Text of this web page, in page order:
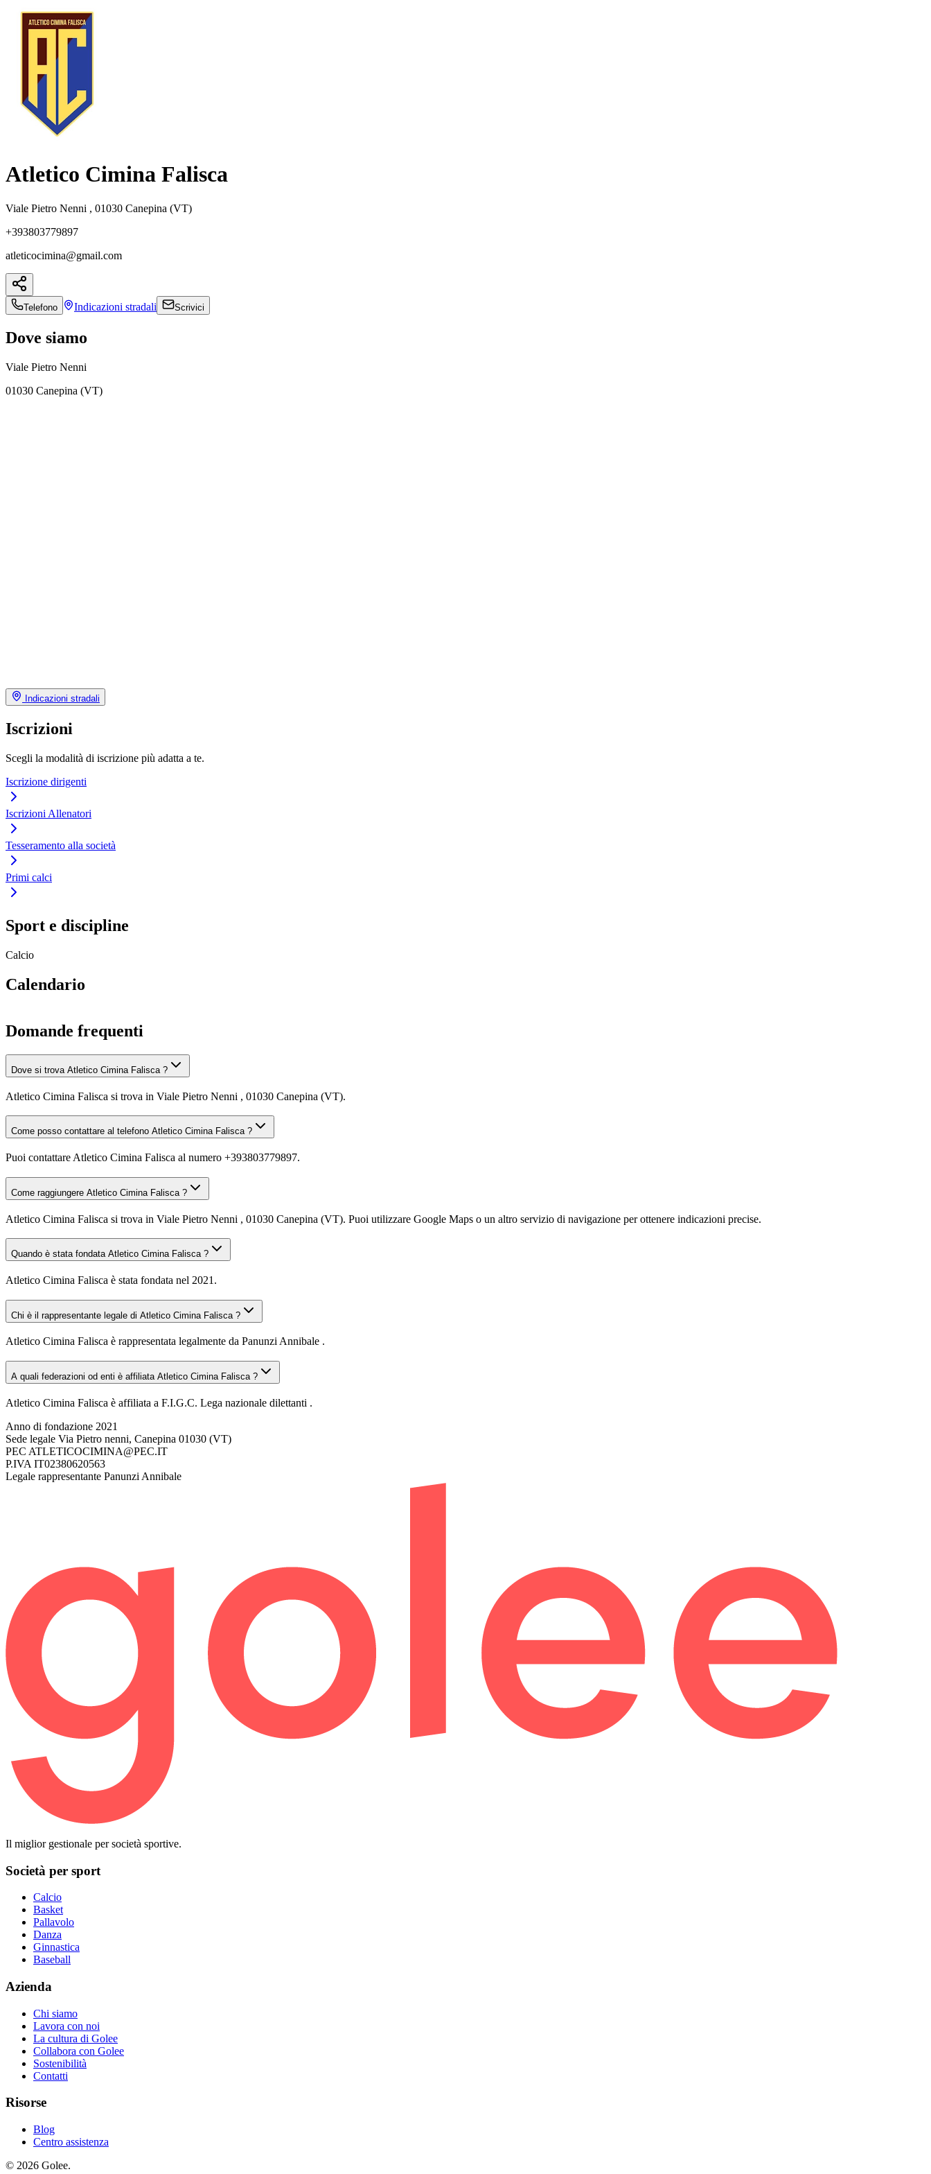
Atletico Cimina Falisca
Viale Pietro Nenni , 01030 Canepina (VT)
+393803779897
atleticocimina@gmail.com
Telefono Indicazioni stradali Scrivici
Dove siamo
Viale Pietro Nenni
01030 Canepina (VT)
Indicazioni stradali
Iscrizioni
Scegli la modalità di iscrizione più adatta a te.
Iscrizione dirigenti
Iscrizioni Allenatori
Tesseramento alla società
Primi calci
Sport e discipline
Calcio
Calendario
Domande frequenti
Dove si trova Atletico Cimina Falisca ?
Atletico Cimina Falisca si trova in Viale Pietro Nenni , 01030 Canepina (VT).
Come posso contattare al telefono Atletico Cimina Falisca ?
Puoi contattare Atletico Cimina Falisca al numero +393803779897.
Come raggiungere Atletico Cimina Falisca ?
Atletico Cimina Falisca si trova in Viale Pietro Nenni , 01030 Canepina (VT). Puoi utilizzare Google Maps o un altro servizio di navigazione per ottenere indicazioni precise.
Quando è stata fondata Atletico Cimina Falisca ?
Atletico Cimina Falisca è stata fondata nel 2021.
Chi è il rappresentante legale di Atletico Cimina Falisca ?
Atletico Cimina Falisca è rappresentata legalmente da Panunzi Annibale .
A quali federazioni od enti è affiliata Atletico Cimina Falisca ?
Atletico Cimina Falisca è affiliata a F.I.G.C. Lega nazionale dilettanti .
Anno di fondazione 2021
Sede legale Via Pietro nenni, Canepina 01030 (VT)
PEC ATLETICOCIMINA@PEC.IT
P.IVA IT02380620563
Legale rappresentante Panunzi Annibale
Il miglior gestionale per società sportive.
Società per sport
Calcio
Basket
Pallavolo
Danza
Ginnastica
Baseball
Azienda
Chi siamo
Lavora con noi
La cultura di Golee
Collabora con Golee
Sostenibilità
Contatti
Risorse
Blog
Centro assistenza
© 2026 Golee.